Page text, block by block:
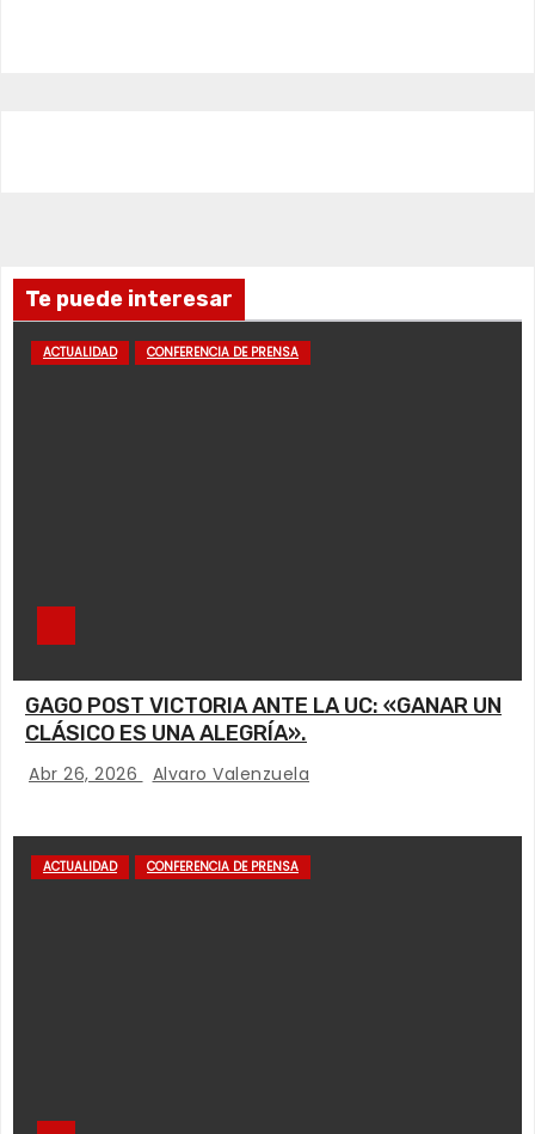
Te puede interesar
ACTUALIDAD CONFERENCIA DE PRENSA
GAGO POST VICTORIA ANTE LA UC: «GANAR UN
CLÁSICO ES UNA ALEGRÍA».
Abr 26, 2026 Alvaro Valenzuela
ACTUALIDAD CONFERENCIA DE PRENSA